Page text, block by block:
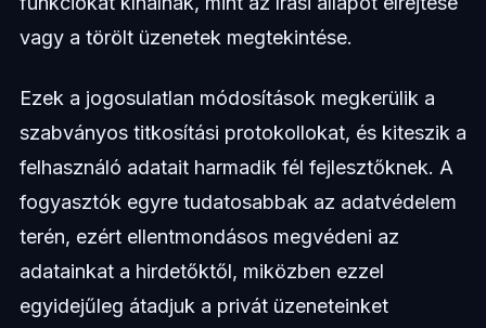
vagy a törölt üzenetek megtekintése.
Ezek a jogosulatlan módosítások megkerülik a
szabványos titkosítási protokollokat, és kiteszik a
felhasználó adatait harmadik fél fejlesztőknek. A
fogyasztók egyre tudatosabbak az adatvédelem
terén, ezért ellentmondásos megvédeni az
adatainkat a hirdetőktől, miközben ezzel
egyidejűleg átadjuk a privát üzeneteinket